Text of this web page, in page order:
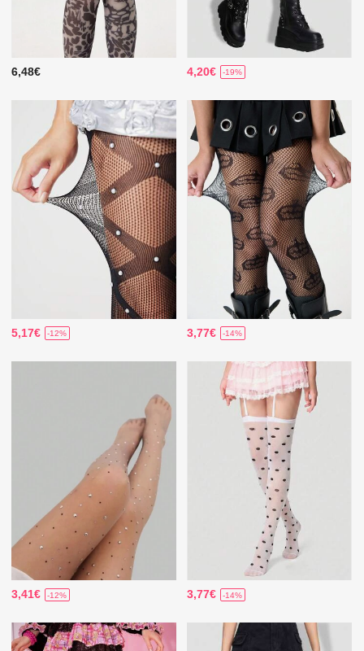
6,48€ 4,20€ -19%
5,17€ -12% 3,77€ -14%
3,41€ -12% 3,77€ -14%